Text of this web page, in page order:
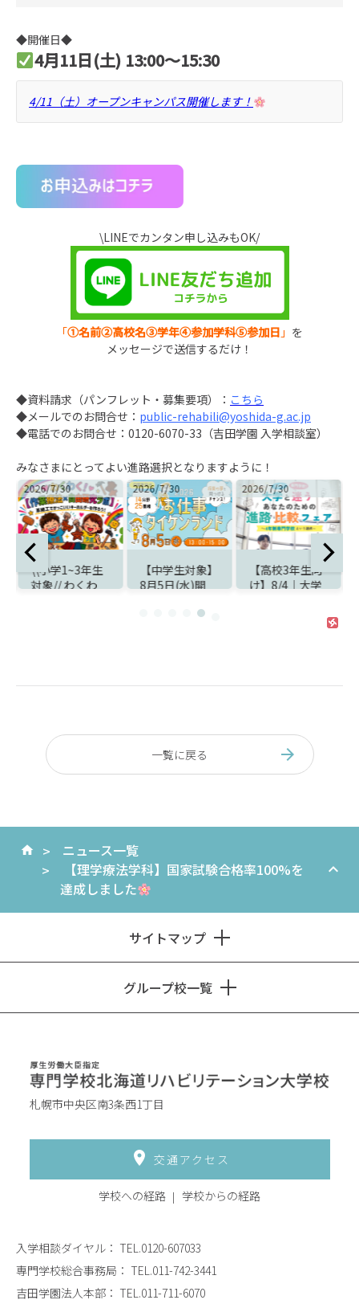
◆開催日◆
4月11日(土) 13:00～15:30
4/11（土）オープンキャンパス開催します！
\LINEでカンタン申し込みもOK/
「①名前②高校名③学年④参加学科⑤参加日 」 を
メッセージで送信するだけ！
◆資料請求 （パンフレット ・ 募集要項） ： こちら
◆メールでのお問合せ ： public-rehabili@yoshida-g.ac.jp
◆電話でのお問合せ ： 0120-6070-33（吉田学園 入学相談室）
みなさまにとってよい進路選択となりますように！
2026/7/30
\\小学1~3年生
対象// わくわ
2026/7/30
【中学生対象】
8月5日(水)開
『お仕事タイケ
2026/7/30
【高校3年生向
け】8/4｜大学
ための進路比較
＆入試対策フェ
一覧に戻る
ニュース一覧
【理学療法学科】国家試験合格率100%を
達成しました
サイトマップ
グループ校一覧
札幌市中央区南3条西1丁目
交通アクセス
学校への経路 学校からの経路
入学相談ダイヤル： TEL.0120-607033
専門学校総合事務局： TEL.011-742-3441
吉田学園法人本部： TEL.011-711-6070